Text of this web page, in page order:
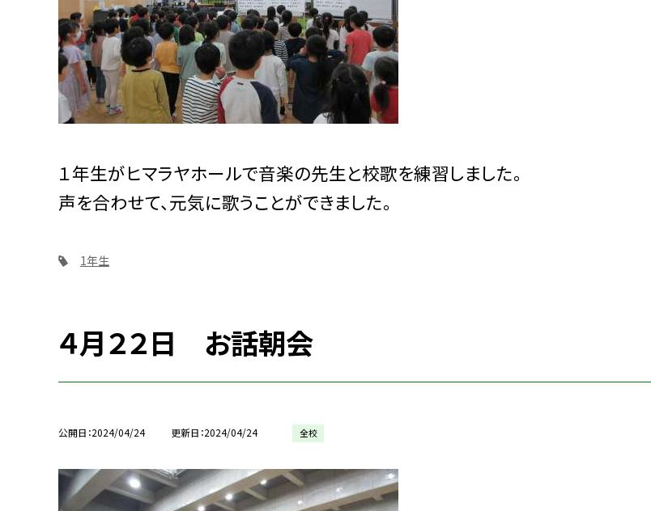
１年生がヒマラヤホールで音楽の先生と校歌を練習しました。
声を合わせて、元気に歌うことができました。
1年生
４月２２日 お話朝会
公開日 2024/04/24 更新日 2024/04/24 全校